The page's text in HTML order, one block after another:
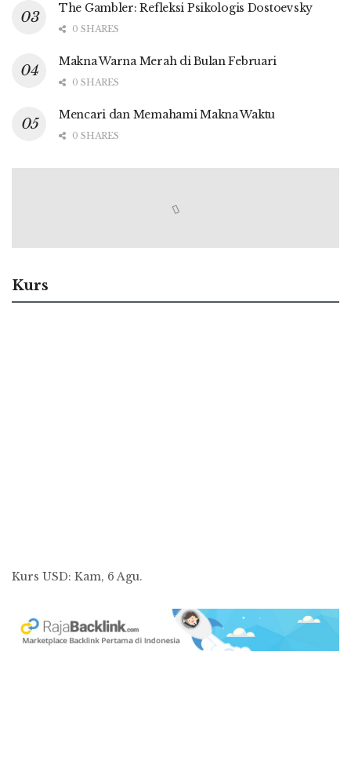
The Gambler: Refleksi Psikologis Dostoevsky
0 SHARES
Makna Warna Merah di Bulan Februari
0 SHARES
Mencari dan Memahami Makna Waktu
0 SHARES
Kurs
Kurs USD: Kam, 6 Agu.